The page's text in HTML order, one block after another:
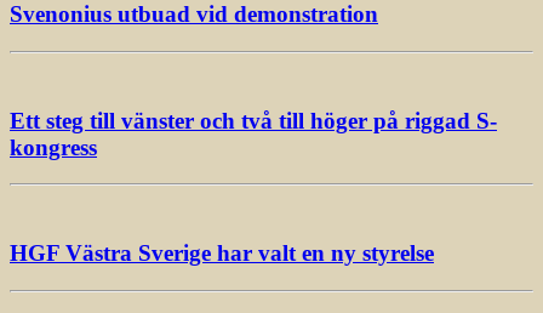
Svenonius utbuad vid demonstration
Ett steg till vänster och två till höger på riggad S-
kongress
HGF Västra Sverige har valt en ny styrelse